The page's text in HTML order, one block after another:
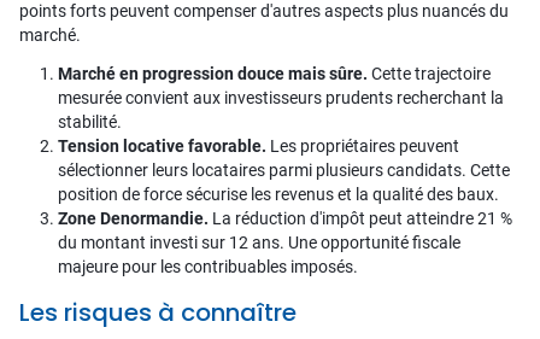
points forts peuvent compenser d'autres aspects plus nuancés du
marché.
Marché en progression douce mais sûre. Cette trajectoire
mesurée convient aux investisseurs prudents recherchant la
stabilité.
Tension locative favorable. Les propriétaires peuvent
sélectionner leurs locataires parmi plusieurs candidats. Cette
position de force sécurise les revenus et la qualité des baux.
Zone Denormandie. La réduction d'impôt peut atteindre 21 %
du montant investi sur 12 ans. Une opportunité fiscale
majeure pour les contribuables imposés.
Les risques à connaître